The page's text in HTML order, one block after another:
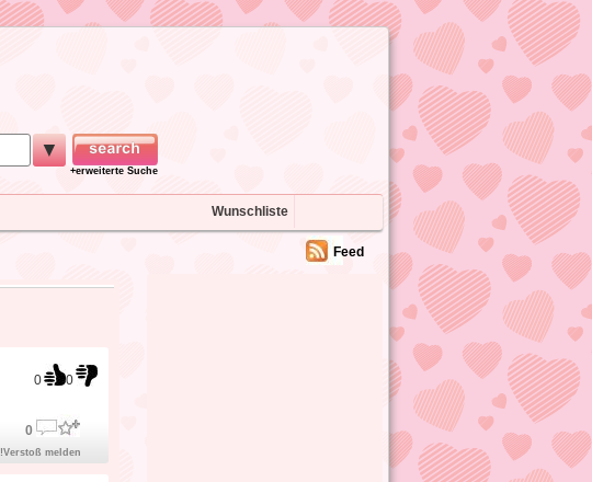
▼
+erweiterte Suche
Wunschliste
Feed
0 0
0
!Verstoß melden